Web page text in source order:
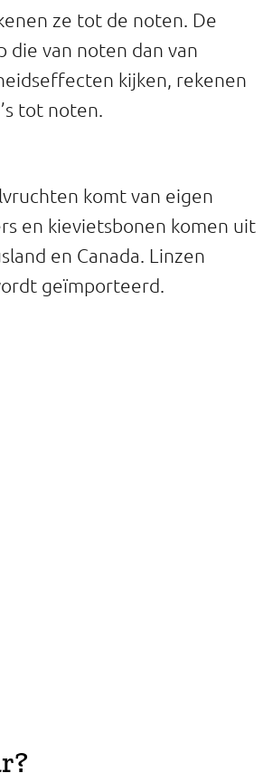
ze tot de noten. De
die van noten dan van
kijken, rekenen
tot noten.
komt van eigen
en kievietsbonen komen uit
en Canada. Linzen
geïmporteerd.